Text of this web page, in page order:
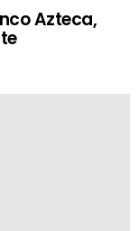
Azteca,